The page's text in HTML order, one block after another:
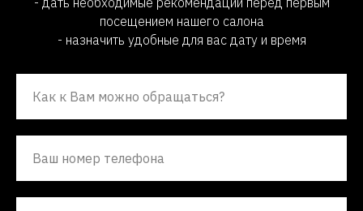
посещением нашего салона
- назначить удобные для вас дату и время
Как к Вам можно обращаться?
Ваш номер телефона